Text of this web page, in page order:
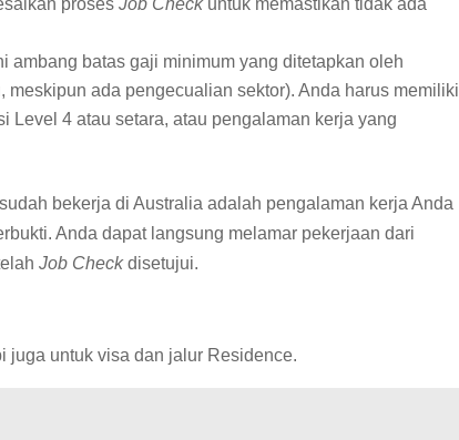
ambang batas gaji minimum yang ditetapkan oleh
ada pengecualian sektor). Anda harus memiliki
4 atau setara, atau pengalaman kerja yang
bekerja di Australia adalah pengalaman kerja Anda
Anda dapat langsung melamar pekerjaan dari
Job Checkdisetujui.
juga untuk visa dan jalur Residence.